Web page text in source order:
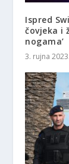
Ispred
čovjeka i
nogama’
3. rujna 2023.